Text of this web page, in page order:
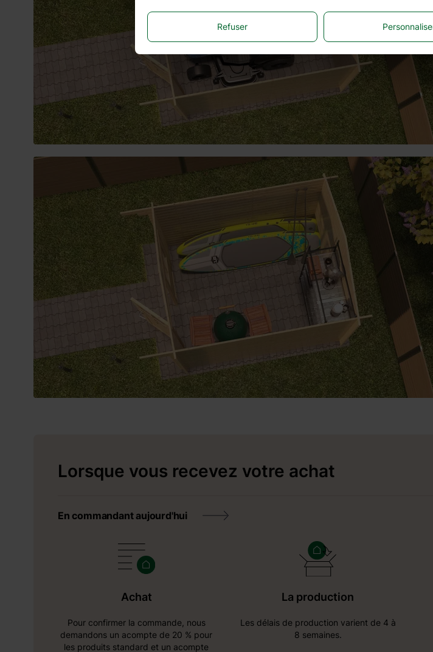
Lorsque vous recevez votre achat
En commandant aujourd'hui
Achat
Pour confirmer la commande, nous
demandons un acompte de 20 % pour
les produits standard et un acompte
La production
Les délais de production varient de 4 à
8 semaines.
Refuser